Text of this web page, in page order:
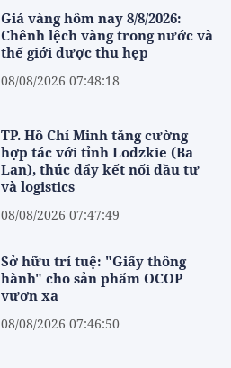
Giá vàng hôm nay 8/8/2026:
Chênh lệch vàng trong nước và
thế giới được thu hẹp
08/08/2026 07:48:18
TP. Hồ Chí Minh tăng cường
hợp tác với tỉnh Lodzkie (Ba
Lan), thúc đẩy kết nối đầu tư
và logistics
08/08/2026 07:47:49
Sở hữu trí tuệ: "Giấy thông
hành" cho sản phẩm OCOP
vươn xa
08/08/2026 07:46:50